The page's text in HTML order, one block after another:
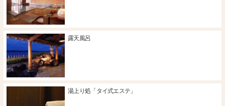
露天風呂
湯上り処「タイ式エステ」